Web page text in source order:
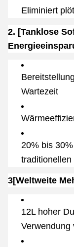
Eliminiert
2. [Tanklose
Wartezeit
20% bis
traditionellen
3[Weltweite
12L hoher
Verwendung